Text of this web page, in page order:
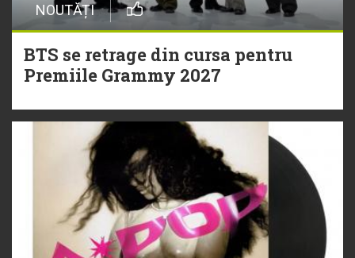
NOUTĂȚI
BTS se retrage din cursa pentru
Premiile Grammy 2027